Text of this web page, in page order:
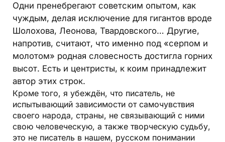
Одни пренебрегают советским опытом, как
чуждым, делая исключение для гигантов вроде
Шолохова, Леонова, Твардовского… Другие,
напротив, считают, что именно под «серпом и
молотом» родная словесность достигла горних
высот. Есть и центристы, к коим принадлежит
автор этих строк.
Кроме того, я убеждён, что писатель, не
испытывающий зависимости от самочувствия
своего народа, страны, не связывающий с ними
свою человеческую, а также творческую судьбу,
это не писатель в нашем, русском понимании